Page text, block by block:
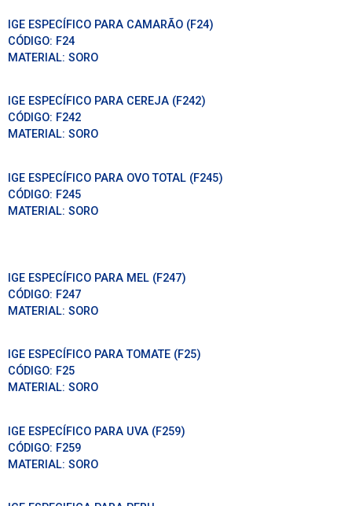
IGE ESPECÍFICO PARA CAMARÃO (F24)
CÓDIGO: F24
MATERIAL: SORO
IGE ESPECÍFICO PARA CEREJA (F242)
CÓDIGO: F242
MATERIAL: SORO
IGE ESPECÍFICO PARA OVO TOTAL (F245)
CÓDIGO: F245
MATERIAL: SORO
IGE ESPECÍFICO PARA MEL (F247)
CÓDIGO: F247
MATERIAL: SORO
IGE ESPECÍFICO PARA TOMATE (F25)
CÓDIGO: F25
MATERIAL: SORO
IGE ESPECÍFICO PARA UVA (F259)
CÓDIGO: F259
MATERIAL: SORO